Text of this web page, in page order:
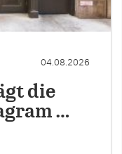
04.08.2026
die
…